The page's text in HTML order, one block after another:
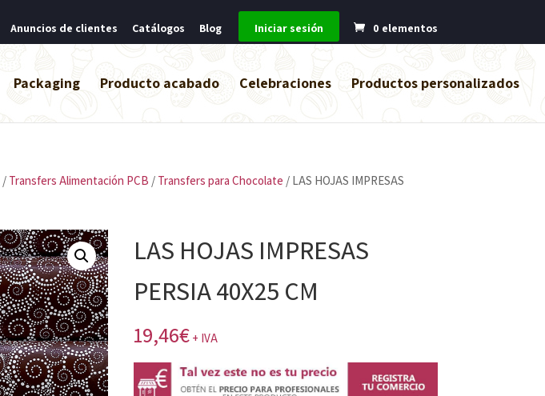
Anuncios de clientes
Catálogos Blog Iniciar sesión 0 elementos
Packaging Producto acabado Celebraciones Productos personalizados
/ Transfers Alimentación PCB / Transfers para Chocolate / LAS HOJAS IMPRESAS
LAS HOJAS IMPRESAS
PERSIA 40X25 CM
19,46€ + IVA